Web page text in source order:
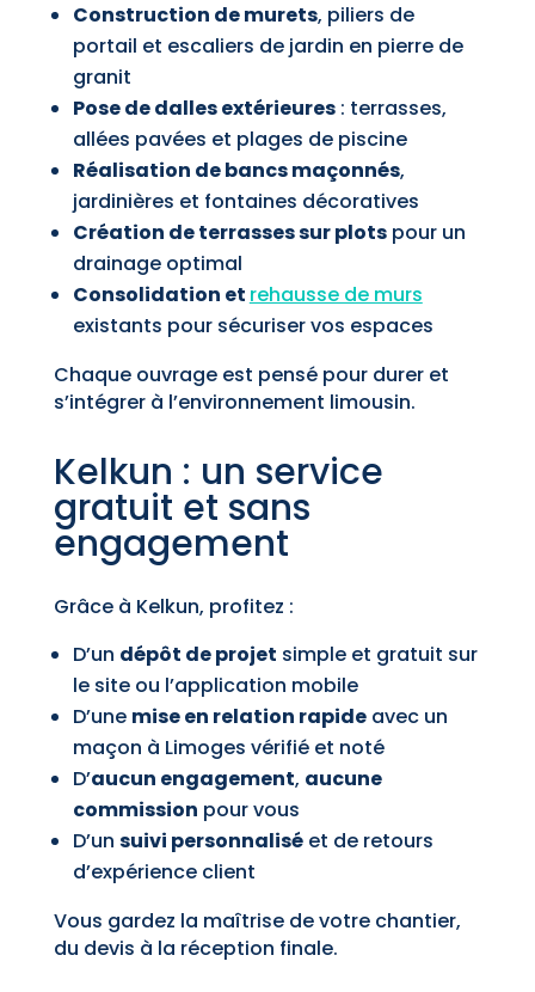
Construction de murets, piliers de
portail et escaliers de jardin en pierre de
granit
Pose de dalles extérieures: terrasses,
allées pavées et plages de piscine
Réalisation de bancs maçonnés,
jardinières et fontaines décoratives
Création de terrasses sur plotspour un
drainage optimal
Consolidation et rehausse de murs
existants pour sécuriser vos espaces
Chaque ouvrage est pensé pour durer et
s’intégrer à l’environnement limousin.
Kelkun : un service
gratuit et sans
engagement
Grâce à Kelkun, profitez :
D’un dépôt de projet simple et gratuit sur
le site ou l’application mobile
D’une mise en relation rapideavec un
maçon à Limoges vérifié et noté
D’aucun engagement, aucune
commission pour vous
D’un suivi personnaliséet de retours
d’expérience client
Vous gardez la maîtrise de votre chantier,
du devis à la réception finale.